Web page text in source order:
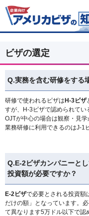
ビザの選定
Q.実務を含む研修をする
研修で使われるビザは H-3ビザ
すが、H-3ビザで認められてい
OJTが中心の場合は観察・見
業務研修に利用できるのはJ-1
Q.E-2ビザカンパニーと
投資額が必要ですか？
E-2ビザで必要とされる投資額
だけの額」となっています。
て異なります5万ドル以下で認